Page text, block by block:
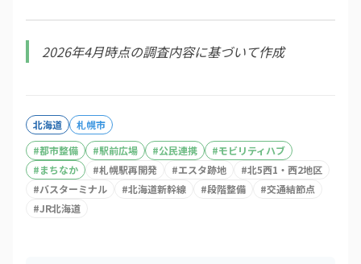
2026年4月時点の調査内容に基づいて作成
北海道
札幌市
#都市整備 #駅前広場 #公民連携 #モビリティハブ
#まちなか #札幌駅再開発 #エスタ跡地 #北5西1・西2地区
#バスターミナル #北海道新幹線 #段階整備 #交通結節点
#JR北海道